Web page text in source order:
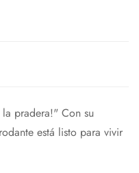
pradera!" Con su
está listo para vivir